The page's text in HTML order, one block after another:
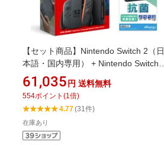
【セット商品】Nintendo Switch 2（日
本語・国内専用） + Nintendo Switch 2
専用液晶保護フィルム 抗菌
61,035 円 送料無料
554ポイント (1倍)
4.77(31件)
在庫あり